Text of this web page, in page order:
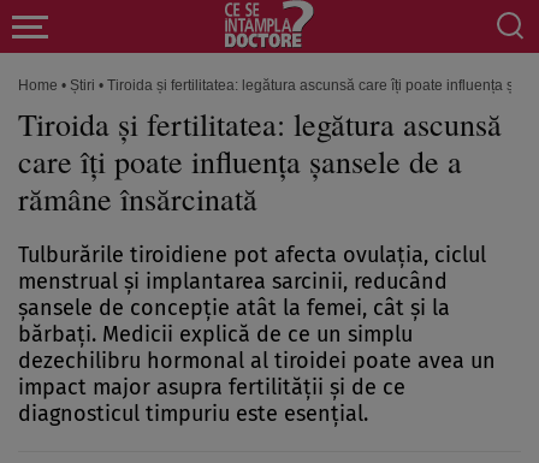
Home • Știri • Tiroida și fertilitatea: legătura ascunsă care îți poate influența
Tiroida și fertilitatea: legătura ascunsă
care îți poate influența șansele de a
rămâne însărcinată
Tulburările tiroidiene pot afecta ovulația, ciclul
menstrual și implantarea sarcinii, reducând
șansele de concepție atât la femei, cât și la
bărbați. Medicii explică de ce un simplu
dezechilibru hormonal al tiroidei poate avea un
impact major asupra fertilității și de ce
diagnosticul timpuriu este esențial.